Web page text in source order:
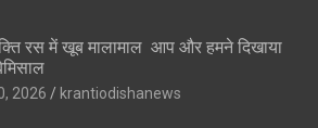
रस में खूब मालामाल आप और हमने दिखाया
2026 krantiodishanews